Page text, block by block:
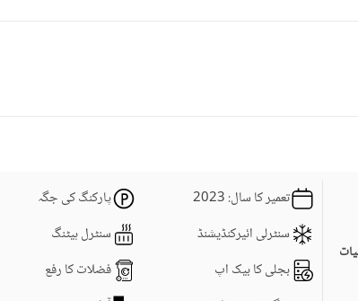
تعمیر کا سال: 2023 پارکنگ کی جگہ
سنٹرلی ائیرکنڈیشنڈ
سنٹرل ہیٹنگ
بجلی کا بیک اپ
فضلات کا رفع